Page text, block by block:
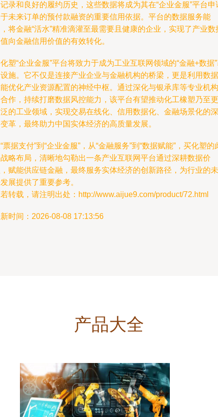
录和良好的履约历史，这些数据将成为其在“企业金服”平台申
未来订单的预付款融资的重要信用依据。平台的数据服务能
将金融“活水”精准滴灌至最需要且健康的企业，实现了产业数
向金融信用价值的有效转化。
塑“企业金服”平台将致力于成为工业互联网领域的“金融+数据
施。它不仅是连接产业企业与金融机构的桥梁，更是利用数据
优化产业资源配置的神经中枢。通过深化与银承库等专业机构
作，持续打磨数据风控能力，该平台有望推动化工橡塑乃至更
的工业领域，实现交易在线化、信用数据化、金融场景化的深
革，最终助力中国实体经济的高质量发展。
票据支付”到“企业金服”，从“金融服务”到“数据赋能”，买化塑的
略布局，清晰地勾勒出一条产业互联网平台通过深耕数据价
赋能供应链金融，最终服务实体经济的创新路径，为行业的未
展提供了重要参考。
转载，请注明出处：http://www.aijue9.com/product/72.html
时间：2026-08-08 17:13:56
产品大全